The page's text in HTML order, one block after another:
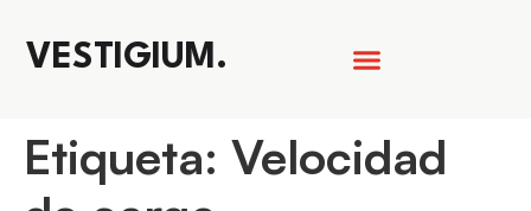
VESTIGIUM.
Etiqueta: Velocidad